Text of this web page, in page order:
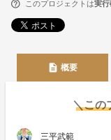
このプロジェクトは実行
description 概要
＼この
三平武範